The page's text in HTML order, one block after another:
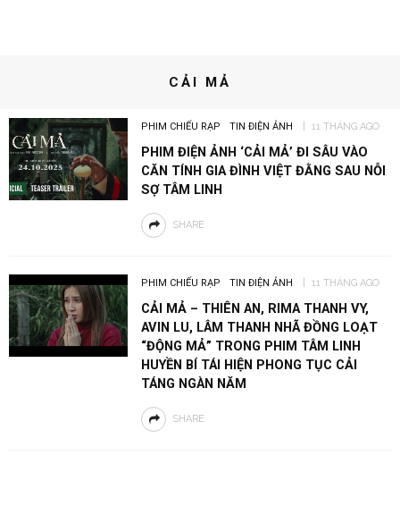
CẢI MẢ
PHIM CHIẾU RẠP TIN ĐIỆN ẢNH 11 THÁNG AGO
PHIM ĐIỆN ẢNH ‘CẢI MẢ’ ĐI SÂU VÀO
CĂN TÍNH GIA ĐÌNH VIỆT ĐẰNG SAU NỖI
SỢ TÂM LINH
SHARE
PHIM CHIẾU RẠP TIN ĐIỆN ẢNH 11 THÁNG AGO
CẢI MẢ – THIÊN AN, RIMA THANH VY,
AVIN LU, LÂM THANH NHÃ ĐỒNG LOẠT
“ĐỘNG MẢ” TRONG PHIM TÂM LINH
HUYỀN BÍ TÁI HIỆN PHONG TỤC CẢI
TÁNG NGÀN NĂM
SHARE